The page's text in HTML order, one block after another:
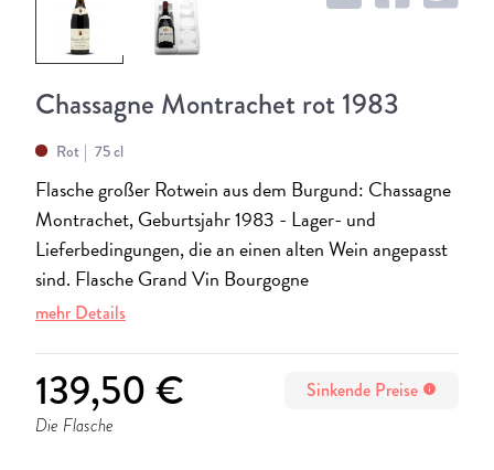
Chassagne Montrachet rot 1983
Rot 75 cl
Flasche großer Rotwein aus dem Burgund: Chassagne
Montrachet, Geburtsjahr 1983 - Lager- und
Lieferbedingungen, die an einen alten Wein angepasst
sind. Flasche Grand Vin Bourgogne
mehr Details
139,50 € Sinkende Preise info
Die Flasche